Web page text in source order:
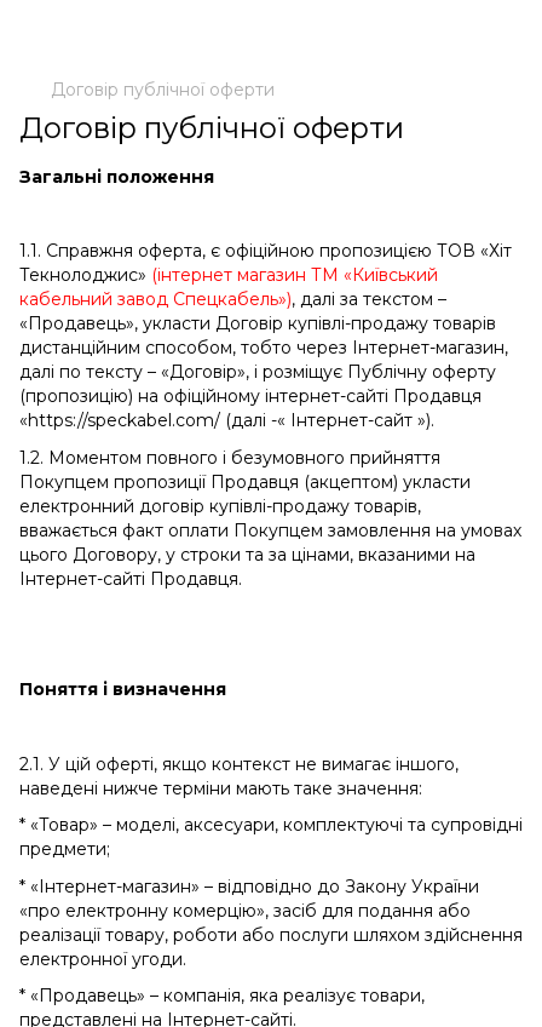
Договір публічної оферти
Договір публічної оферти
Загальні положення
1.1. Справжня оферта, є офіційною пропозицією ТОВ «Хіт
Текнолоджис» (інтернет магазин ТМ «Київський
кабельний завод Спецкабель»), далі за текстом –
«Продавець», укласти Договір купівлі-продажу товарів
дистанційним способом, тобто через Інтернет-магазин,
далі по тексту – «Договір», і розміщує Публічну оферту
(пропозицію) на офіційному інтернет-сайті Продавця
«https://speckabel.com/ (далі -« Інтернет-сайт »).
1.2. Моментом повного і безумовного прийняття
Покупцем пропозиції Продавця (акцептом) укласти
електронний договір купівлі-продажу товарів,
вважається факт оплати Покупцем замовлення на умовах
цього Договору, у строки та за цінами, вказаними на
Інтернет-сайті Продавця.
Поняття і визначення
2.1. У цій оферті, якщо контекст не вимагає іншого,
наведені нижче терміни мають таке значення:
* «Товар» – моделі, аксесуари, комплектуючі та супровідні
предмети;
* «Інтернет-магазин» – відповідно до Закону України
«про електронну комерцію», засіб для подання або
реалізації товару, роботи або послуги шляхом здійснення
електронної угоди.
* «Продавець» – компанія, яка реалізує товари,
представлені на Інтернет-сайті.